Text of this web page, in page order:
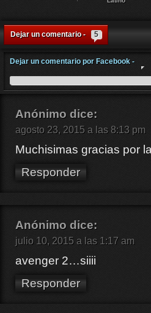
Dejar un comentario - 5
Dejar un comentario por Facebook -
Anónimo dice:
agosto 23, 2015 a las 8:13 pm
Muchisimas gracias por
Responder
Anónimo dice:
julio 10, 2015 a las 1:17 am
avenger 2…siiii
Responder